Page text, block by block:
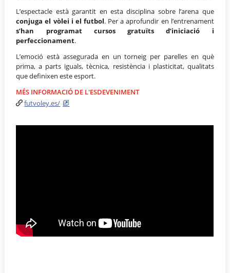
L’espectacle està garantit en esta disciplina sobre l’arena que
conjuga el vòlei i el futbol. Per a aprofundir en l’entrenament
s’han programat cursos gratuïts d’iniciació i
perfeccionament.
L’emoció està assegurada en un torneig per parelles en què
prima, a parts iguals, tècnica, resistència i plasticitat, qualitats
que definixen este esport.
MÉS INFORMACIÓ DE L'ESDEVENIMENT
futvoley.es/